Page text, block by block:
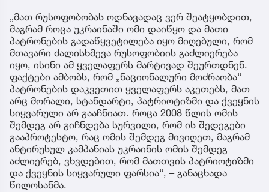
„მათ რუსოფობობას ოდნავადაც ვერ შეატყობდით,
მაგრამ როცა უკრაინაში ომი დაიწყო და მათი
პატრონების გადაწყვეტილება იყო მიღებული, რომ
მთავარი ძალისხმევა რუსოფობიის გაძლიერება
იყო, ისინი ამ ყველაფერს მარტივად შეურთდნენ.
ფაქტები ამბობს, რომ „ნაციონალური მოძრაობა“
პატრონების დაკვეთით ყველაფერს აკეთებს, მათ
არც მორალი, სტანდარტი, პატრიოტიზმი და ქვეყნის
სიყვარული არ გააჩნიათ. როცა 2008 წლის ომის
შემდეგ არ გიჩნდება სურვილი, რომ ის შედეგები
გააპროტესტო, რაც ომის შემდეგ მივიღეთ, მაგრამ
ანტირუსულ კამპანიას უკრაინის ომის შემდეგ
აძლიერებ, ვხვდებით, რომ მათთვის პატრიოტიზმი
და ქვეყნის სიყვარული ფარსია“, – განაცხადა
წილოსანმა.